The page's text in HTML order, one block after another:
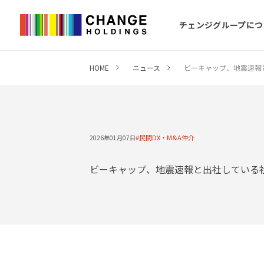
チェンジグループに
HOME ニュース ビーキャップ、地震速
2026年01月07日 民間DX・M&A仲介
ビーキャップ、地震速報と出社してい